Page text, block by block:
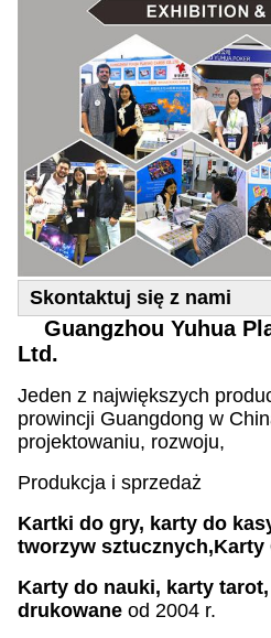
Skontaktuj się z nami
Guangzhou Yuhua
Ltd.
Jeden z największych
prowincji Guangdong w
projektowaniu, rozwoju,
Produkcja i sprzedaż
Kartki do gry, karty do
tworzyw sztucznych,Karty
Karty do nauki, karty
drukowane od 2004 r.